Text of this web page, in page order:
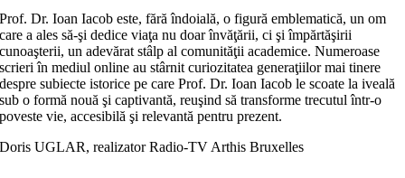
Prof. Dr. Ioan Iacob este, fără îndoială, o figură emblematică, un om
care a ales să-şi dedice viaţa nu doar învăţării, ci şi împărtăşirii
cunoaşterii, un adevărat stâlp al comunităţii academice. Numeroase
scrieri în mediul online au stârnit curiozitatea generaţiilor mai tinere
despre subiecte istorice pe care Prof. Dr. Ioan Iacob le scoate la iveală
sub o formă nouă şi captivantă, reuşind să transforme trecutul într-o
poveste vie, accesibilă şi relevantă pentru prezent.
Doris UGLAR, realizator Radio-TV Arthis Bruxelles